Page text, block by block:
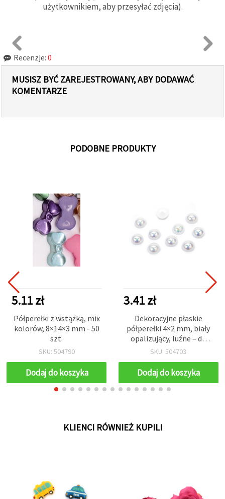
użytkownikiem, aby przesyłać zdjęcia).
Recenzje: 0
MUSISZ BYĆ ZAREJESTROWANY, ABY DODAWAĆ
KOMENTARZE
PODOBNE PRODUKTY
5.11 zł
Półperełki z wstążką, mix
kolorów, 8×14×3 mm - 50
szt.
SKU: 504790
Dodaj do koszyka
3.41 zł
Dekoracyjne płaskie
półperełki 4×2 mm, biały
opalizujący, luźne – do
szycia, strojów, DIY,
scrapbookingu, 250 szt.
SKU: 504703
Dodaj do koszyka
KLIENCI RÓWNIEŻ KUPILI